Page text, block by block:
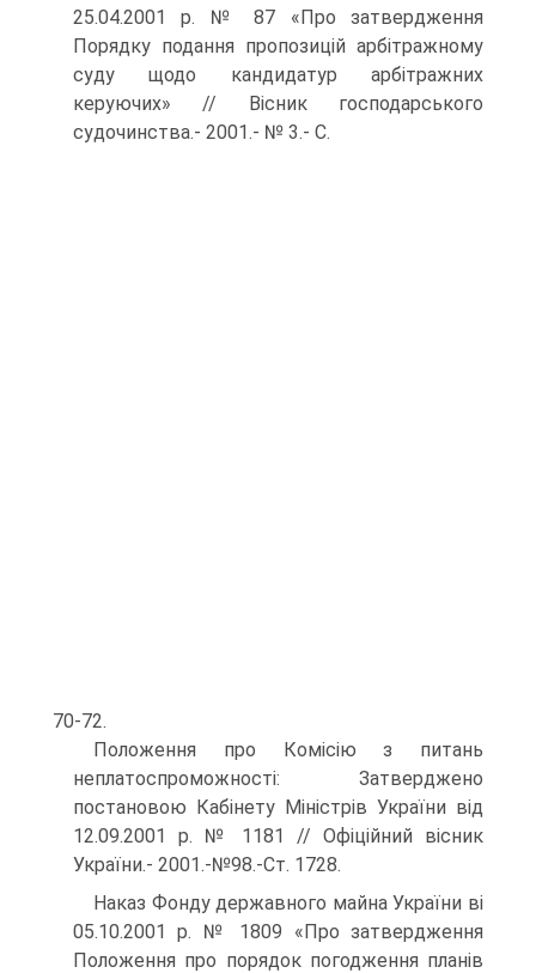
25.04.2001 р. № 87 «Про затвердження
Порядку подання пропозицій арбітражному
суду щодо кандидатур арбітражних
керуючих» // Вісник господарського
судочинства.- 2001.- № 3.- С.
70-72.
Положення про Комісію з питань
неплатоспроможності: Затверджено
постановою Кабінету Міністрів України від
12.09.2001 р. № 1181 // Офіційний вісник
України.- 2001.-№98.-Ст. 1728.
Наказ Фонду державного майна України ві
05.10.2001 р. № 1809 «Про затвердження
Положення про порядок погодження планів